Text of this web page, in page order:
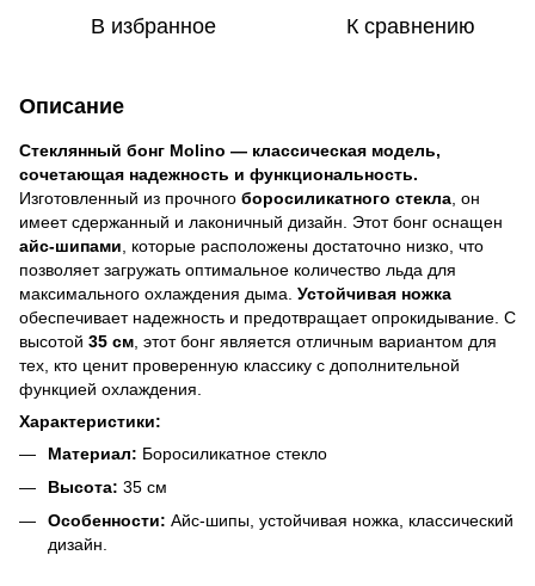
В избранное К сравнению
Описание
Стеклянный бонг Molino — классическая модель,
сочетающая надежность и функциональность.
Изготовленный из прочного боросиликатного стекла , он
имеет сдержанный и лаконичный дизайн. Этот бонг оснащен
айс-шипами , которые расположены достаточно низко, что
позволяет загружать оптимальное количество льда для
максимального охлаждения дыма. Устойчивая ножка
обеспечивает надежность и предотвращает опрокидывание. С
высотой 35 см , этот бонг является отличным вариантом для
тех, кто ценит проверенную классику с дополнительной
функцией охлаждения.
Характеристики:
Материал: Боросиликатное стекло
Высота: 35 см
Особенности: Айс-шипы, устойчивая ножка, классический
дизайн.